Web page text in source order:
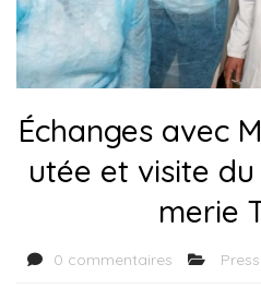
Échanges avec
utée et visite
merie
0 commentaires